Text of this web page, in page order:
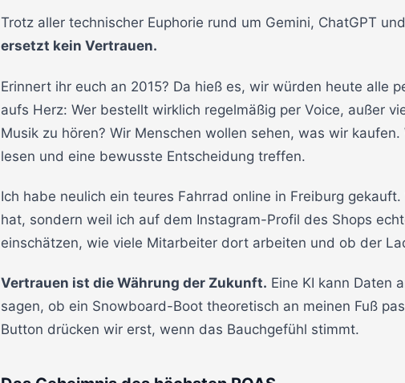
Trotz aller technischer Euphorie rund um Gemini, ChatGPT
ersetzt kein Vertrauen.
Erinnert ihr euch an 2015? Da hieß es, wir würden heute alle
aufs Herz: Wer bestellt wirklich regelmäßig per Voice, außer
Musik zu hören? Wir Menschen wollen sehen, was wir
lesen und eine bewusste Entscheidung treffen.
Ich habe neulich ein teures Fahrrad online in Freiburg
hat, sondern weil ich auf dem Instagram-Profil des Shops
einschätzen, wie viele Mitarbeiter dort arbeiten und ob der
Vertrauen ist die Währung der Zukunft. Eine KI kann Daten
sagen, ob ein Snowboard-Boot theoretisch an meinen Fuß
Button drücken wir erst, wenn das Bauchgefühl stimmt.